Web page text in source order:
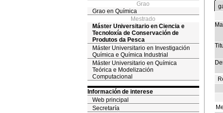
Grao
Grao en Química
Mestrado
Máster Universitario en Ciencia e
Tecnoloxía de Conservación de
Produtos da Pesca
Máster Universitario en Investigación
Química e Química Industrial
Máster Universitario en Química
Teórica e Modelización
Computacional
Información de interese
Web principal
Secretaría